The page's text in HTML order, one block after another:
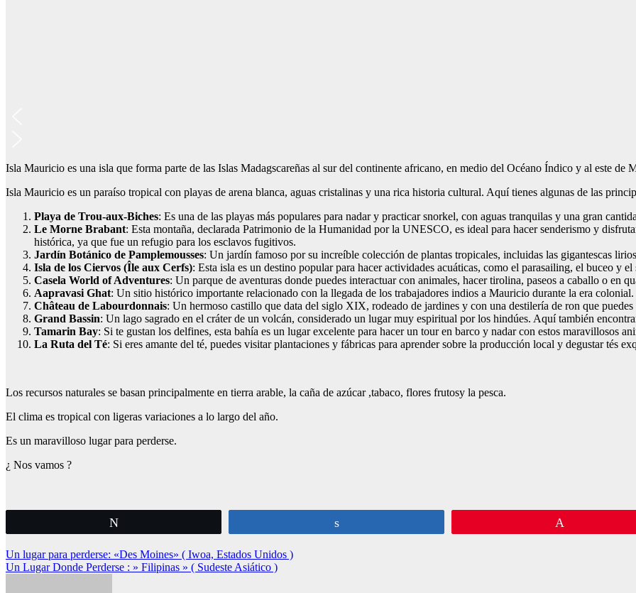
Isla Mauricio es una isla que forma parte de las Islas Madagscareñas al sur del continente africano, en medio del Océano Índico y al este de
Isla Mauricio es un paraíso tropical con playas de arena blanca, aguas cristalinas y una rica historia cultural. Aquí tienes algunas de las
Playa de Trou-aux-Biches: Es una de las playas más populares para nadar y practicar snorkel, con aguas tranquilas y una gran
Le Morne Brabant: Esta montaña, declarada Patrimonio de la Humanidad por la UNESCO, es ideal para hacer senderismo y
histórica, ya que fue un refugio para los esclavos fugitivos.
Jardín Botánico de Pamplemousses: Un jardín famoso por su increíble colección de plantas tropicales, incluidas las gigantescas
Isla de los Ciervos (Île aux Cerfs): Esta isla es un destino popular para hacer actividades acuáticas, como el parasailing, el buceo y
Casela World of Adventures: Un parque de aventuras donde puedes interactuar con animales, hacer tirolina, paseos a caballo o en
Aapravasi Ghat: Un sitio histórico importante relacionado con la llegada de los trabajadores indios a Mauricio durante la era
Château de Labourdonnais: Un hermoso castillo que data del siglo XIX, rodeado de jardines y con una destilería de ron que puedes
Grand Bassin: Un lago sagrado en el cráter de un volcán, considerado un lugar muy espiritual por los hindúes. Aquí también
Tamarin Bay: Si te gustan los delfines, esta bahía es un lugar excelente para hacer un tour en barco y nadar con estos maravillosos
La Ruta del Té: Si eres amante del té, puedes visitar plantaciones y fábricas para aprender sobre la producción local y degustar tés
Los recursos naturales se basan principalmente en tierra arable, la caña de azúcar ,tabaco, flores frutosy la pesca.
El clima es tropical con ligeras variaciones a lo largo del año.
Es un maravilloso lugar para perderse.
¿ Nos vamos ?
Navegación
de
Un lugar para perderse: «Des Moines» ( Iwoa, Estados Unidos )
Un Lugar Donde Perderse : » Filipinas » ( Sudeste Asiático )